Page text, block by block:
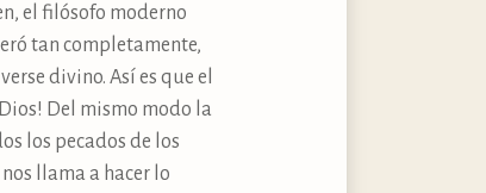
el filósofo moderno
tan completamente,
divino. Así es que el
Del mismo modo la
los pecados de los
llama a hacer lo